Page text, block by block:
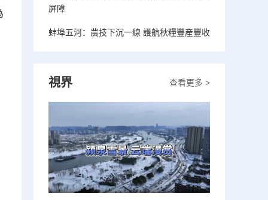
屏障
蚌埠五河：農技下沉一線 護航秋糧豐産豐收
查看更多 >
視界